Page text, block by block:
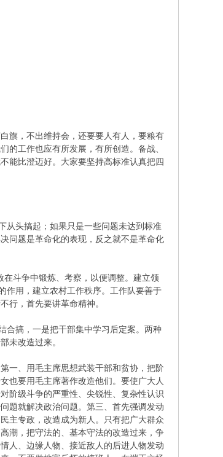
旗，不出维持会，还要要人有人，要粮有
的工作也应有所发展，有所创造。备战、
能比澄迈好。大家要坚持高标准认真把四
从头搞起；如果只是一些问题未达到标准
问题是革命化的表现，反之就不是革命化
斗争中锻炼、考察，以便调整。建立领
作用，建立农村工作秩序。工作队要善于
行，首先要讲革命精神。
合搞，一是把干部集中学习后定案。两种
未改造过来。
一、用毛主席思想武装干部和贫协，把阶
也要用毛主席著作改造他们。要使广大人
阶级斗争的严重性、尖锐性、复杂性认识
题就解决政治问题。第三、首先强调发动
主专政，改造成为新人。只有把广大群众
潮，把守法的、基本守法的改造过来，争
人、边缘人物、接近敌人的后进人物发动